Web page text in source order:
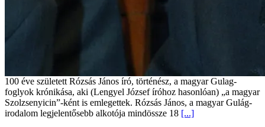
100 éve született Rózsás János író, történész, a magyar Gulag-
foglyok krónikása, aki (Lengyel József íróhoz hasonlóan) „a magyar
Szolzsenyicin”-ként is emlegettek. Rózsás János, a magyar Gulág-
irodalom legjelentősebb alkotója mindössze 18 [...]